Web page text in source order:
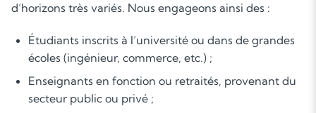
d’horizons très variés. Nous engageons ainsi des :
Étudiants inscrits à l’université ou dans de grandes
écoles (ingénieur, commerce, etc.) ;
Enseignants en fonction ou retraités, provenant du
secteur public ou privé ;